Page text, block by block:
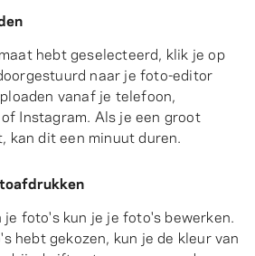
hebt geselecteerd, klik je op
naar je foto-editor
vanaf je telefoon,
Instagram. Als je een groot
dit een minuut duren.
foto's kun je je foto's bewerken.
hebt gekozen, kun je de kleur van